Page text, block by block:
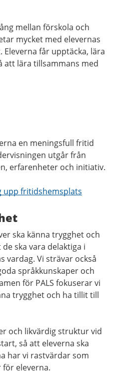
mellan förskola och
mycket med elevernas
får upptäcka, lära
att lära tillsammans med
en meningsfull fritid
utgår från
erfarenheter och initiativ.
upp fritidshemsplats
ska känna trygghet och
ska vara delaktiga i
vardag. Vi strävar också
språkkunskaper och
för PALS fokuserar vi
trygghet och ha tillit till
och likvärdig struktur vid
så att eleverna ska
har vi rastvärdar som
eleverna.